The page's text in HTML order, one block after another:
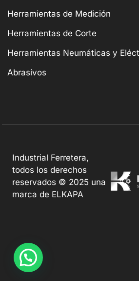
Herramientas de Medición
Herramientas de Corte
Herramientas Neumáticas y
Abrasivos
Industrial Ferretera,
todos los derechos
reservados © 2025 una
marca de ELKAPA